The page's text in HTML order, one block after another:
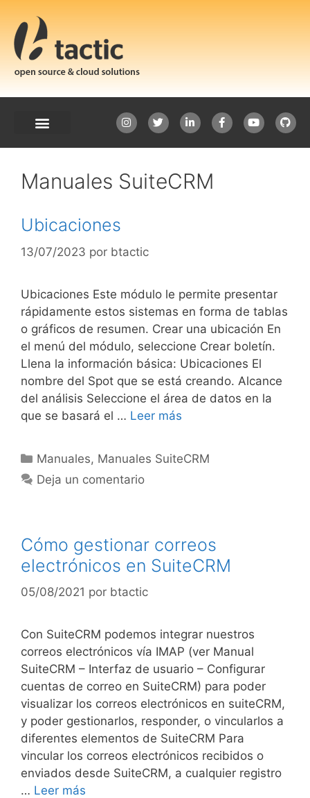
Manuales SuiteCRM
Ubicaciones
13/07/2023 por btactic
Ubicaciones Este módulo le permite presentar
rápidamente estos sistemas en forma de tablas
o gráficos de resumen. Crear una ubicación En
el menú del módulo, seleccione Crear boletín.
Llena la información básica: Ubicaciones El
nombre del Spot que se está creando. Alcance
del análisis Seleccione el área de datos en la
que se basará el … Leer más
Manuales, Manuales SuiteCRM
Deja un comentario
Cómo gestionar correos
electrónicos en SuiteCRM
05/08/2021 por btactic
Con SuiteCRM podemos integrar nuestros
correos electrónicos vía IMAP (ver Manual
SuiteCRM – Interfaz de usuario – Configurar
cuentas de correo en SuiteCRM) para poder
visualizar los correos electrónicos en suiteCRM,
y poder gestionarlos, responder, o vincularlos a
diferentes elementos de SuiteCRM Para
vincular los correos electrónicos recibidos o
enviados desde SuiteCRM, a cualquier registro
… Leer más